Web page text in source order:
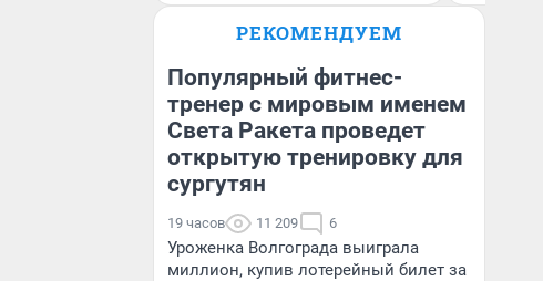
РЕКОМЕНДУЕМ
Популярный фитнес-
тренер с мировым именем
Света Ракета проведет
открытую тренировку для
сургутян
19 часов 11 209 6
Уроженка Волгограда выиграла
миллион, купив лотерейный билет за